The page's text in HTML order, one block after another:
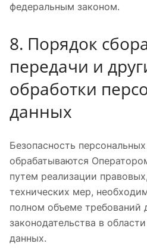
федеральным законом.
8. Порядок
передачи и
обработки
данных
Безопасность
обрабатываются
путем реализации
технических мер,
полном объеме требований
законодательства в
данных.